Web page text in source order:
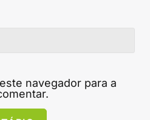
navegador para a